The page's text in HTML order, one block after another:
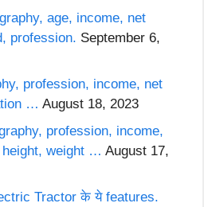
age, income, net
profession. September 6,
profession, income, net
… August 18, 2023
profession, income,
height, weight … August 17,
Tractor के ये features.